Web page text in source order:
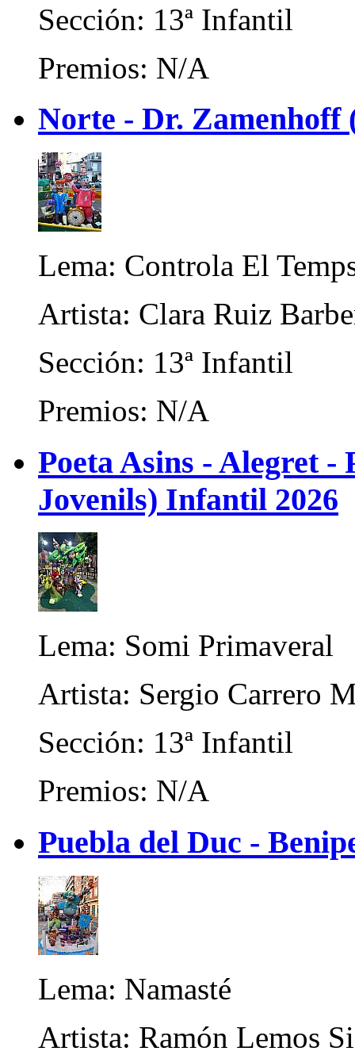
Sección: 13ª Infantil
Premios: N/A
Norte - Dr.
Lema: Controla El
Artista: Clara Ruiz
Sección: 13ª Infantil
Premios: N/A
Poeta Asins - Alegret -
Jovenils) Infantil 2026
Lema: Somi Primaveral
Artista: Sergio Carrero
Sección: 13ª Infantil
Premios: N/A
Puebla del Duc -
Lema: Namasté
Artista: Ramón Lemos